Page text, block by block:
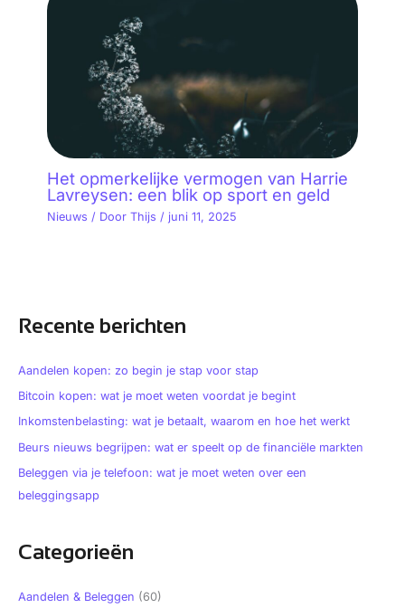
Het opmerkelijke vermogen van Harrie
Lavreysen: een blik op sport en geld
Nieuws / Door Thijs / juni 11, 2025
Recente berichten
Aandelen kopen: zo begin je stap voor stap
Bitcoin kopen: wat je moet weten voordat je begint
Inkomstenbelasting: wat je betaalt, waarom en hoe het werkt
Beurs nieuws begrijpen: wat er speelt op de financiële markten
Beleggen via je telefoon: wat je moet weten over een
beleggingsapp
Categorieën
Aandelen & Beleggen (60)